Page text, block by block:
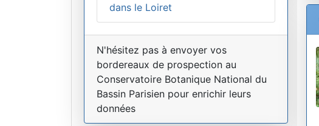
dans le Loiret
N'hésitez pas à envoyer vos
bordereaux de prospection au
Conservatoire Botanique National du
Bassin Parisien pour enrichir leurs
données